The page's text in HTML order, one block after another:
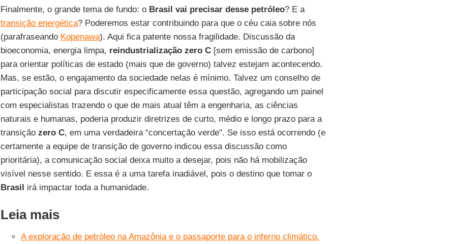
Finalmente, o grande tema de fundo: o Brasil vai precisar desse petróleo? E a
transição energética? Poderemos estar contribuindo para que o céu caia sobre nós
(parafraseando Kopenawa). Aqui fica patente nossa fragilidade. Discussão da
bioeconomia, energia limpa, reindustrialização zero C[sem emissão de carbono]
para orientar políticas de estado (mais que de governo) talvez estejam acontecendo.
Mas, se estão, o engajamento da sociedade nelas é mínimo. Talvez um conselho de
participação social para discutir especificamente essa questão, agregando um painel
com especialistas trazendo o que de mais atual têm a engenharia, as ciências
naturais e humanas, poderia produzir diretrizes de curto, médio e longo prazo para a
transição zero C, em uma verdadeira “concertação verde”. Se isso está ocorrendo (e
certamente a equipe de transição de governo indicou essa discussão como
prioritária), a comunicação social deixa muito a desejar, pois não há mobilização
visível nesse sentido. E essa é a uma tarefa inadiável, pois o destino que tomar o
Brasil irá impactar toda a humanidade.
Leia mais
A exploração de petróleo na Amazônia e o passaporte para o inferno climático.